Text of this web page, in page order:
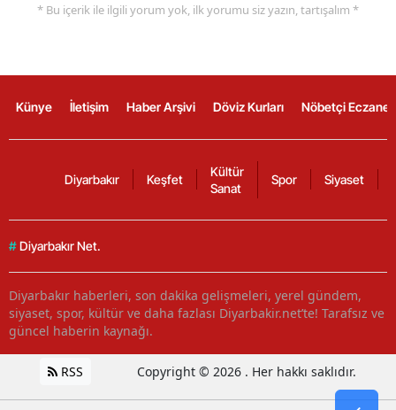
* Bu içerik ile ilgili yorum yok, ilk yorumu siz yazın, tartışalım *
Künye İletişim Haber Arşivi Döviz Kurları Nöbetçi
Diyarbakır Keşfet
Kültür
Sanat
Spor Siyaset
# Diyarbakır Net.
Diyarbakır haberleri, son dakika gelişmeleri, yerel gündem,
siyaset, spor, kültür ve daha fazlası Diyarbakir.net’te! Tarafsız ve
güncel haberin kaynağı.
RSS Copyright © 2026 . Her hakkı saklıdır.